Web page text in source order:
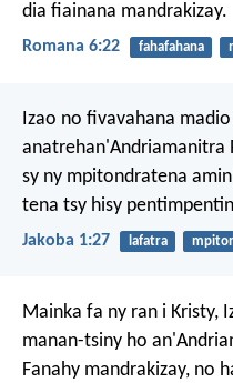
dia fiainana mandrakizay.
Romana 6:22 fahafahana
Izao no fivavahana
anatrehan'Andriamanitra
sy ny mpitondratena
tena tsy hisy
Jakoba 1:27 lafatra
Mainka fa ny ran i Kristy,
manan-tsiny ho
Fanahy mandrakizay, no